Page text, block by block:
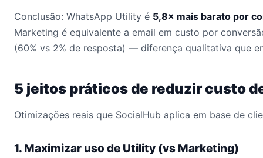
Conclusão: WhatsApp Utility é 5,8× mais barato por
Marketing é equivalente a email em custo por
(60% vs 2% de resposta) — diferença qualitativa que
5 jeitos práticos de reduzir custo
Otimizações reais que SocialHub aplica em base de
1. Maximizar uso de Utility (vs Marketing)